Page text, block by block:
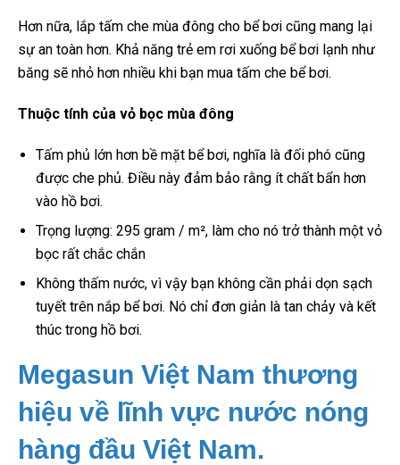
Hơn nữa, lắp tấm che mùa đông cho bể bơi cũng mang lại
sự an toàn hơn. Khả năng trẻ em rơi xuống bể bơi lạnh như
băng sẽ nhỏ hơn nhiều khi bạn mua tấm che bể bơi.
Thuộc tính của vỏ bọc mùa đông
Tấm phủ lớn hơn bề mặt bể bơi, nghĩa là đối phó cũng
được che phủ. Điều này đảm bảo rằng ít chất bẩn hơn
vào hồ bơi.
Trọng lượng: 295 gram / m², làm cho nó trở thành một vỏ
bọc rất chắc chắn
Không thấm nước, vì vậy bạn không cần phải dọn sạch
tuyết trên nắp bể bơi. Nó chỉ đơn giản là tan chảy và kết
thúc trong hồ bơi.
Megasun Việt Nam thương
hiệu về lĩnh vực nước nóng
hàng đầu Việt Nam.